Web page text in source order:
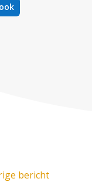
bericht